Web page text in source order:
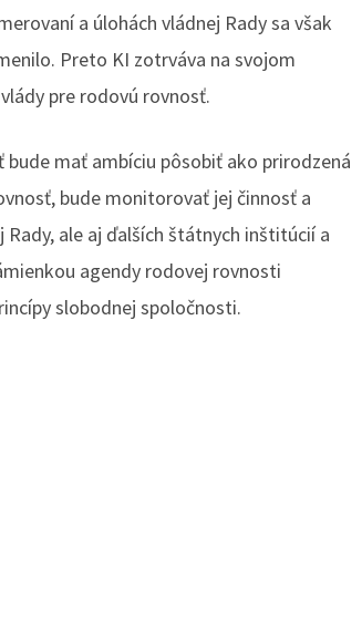
a úlohách vládnej Rady sa však
Preto KI zotrváva na svojom
pre rodovú rovnosť.
mať ambíciu pôsobiť ako prirodzená
bude monitorovať jej činnosť a
ale aj ďalších štátnych inštitúcií a
agendy rodovej rovnosti
slobodnej spoločnosti.